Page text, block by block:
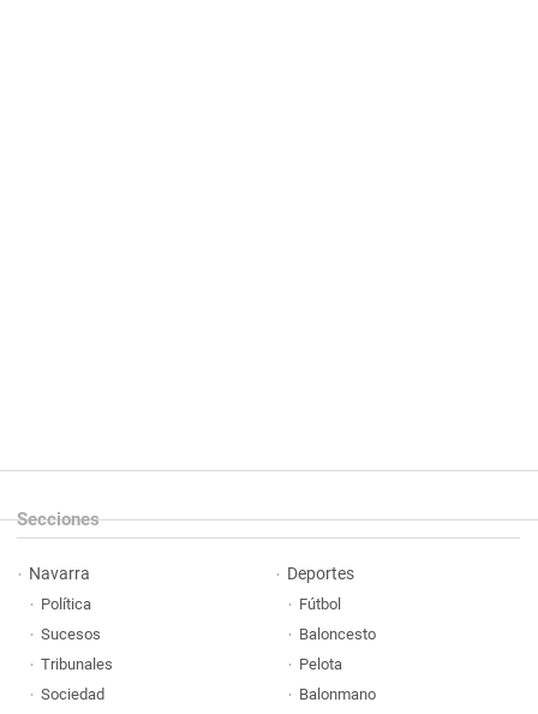
Secciones
Navarra
Política
Sucesos
Tribunales
Sociedad
Deportes
Fútbol
Baloncesto
Pelota
Balonmano